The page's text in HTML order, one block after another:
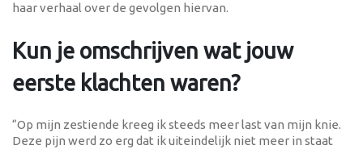
haar verhaal over de gevolgen hiervan.
Kun je omschrijven wat jouw
eerste klachten waren?
“Op mijn zestiende kreeg ik steeds meer last van mijn knie.
Deze pijn werd zo erg dat ik uiteindelijk niet meer in staat